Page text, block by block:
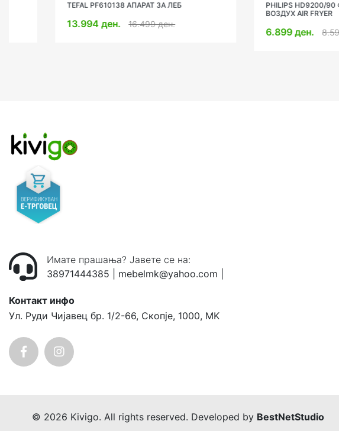
TEFAL PF610138 АПАРАТ ЗА ЛЕБ
13.994 ден. 16.499 ден.
PHILIPS HD9200/90 ФРИТЕЗА
ВОЗДУХ AIR FRYER
6.899 ден. 8.599 ден.
Имате прашања? Јавете се на:
38971444385
mebelmk@yahoo.com
Контакт инфо
Ул. Руди Чијавец бр. 1/2-66, Скопје, 1000, MK
© 2026 Kivigo. All rights reserved. Developed by BestNetStudio